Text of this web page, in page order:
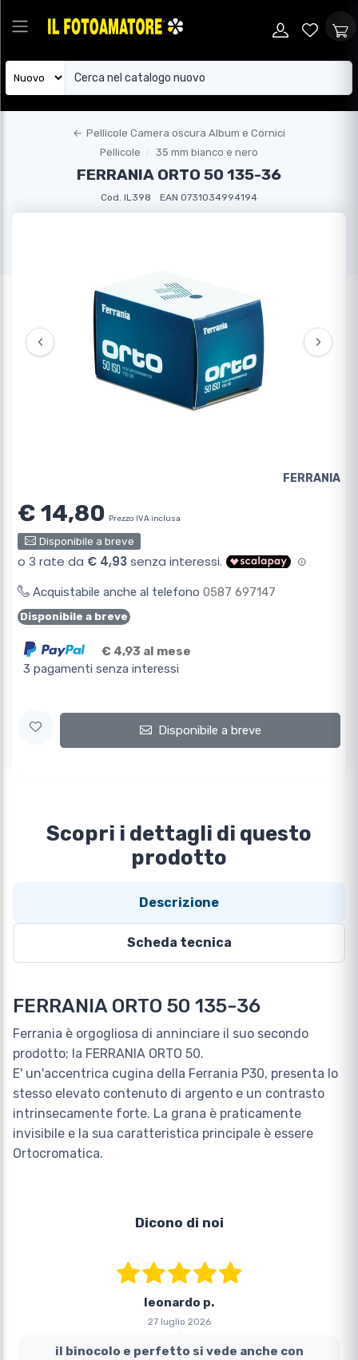
← Pellicole Camera oscura Album e Cornici
Pellicole
35 mm bianco e nero
FERRANIA ORTO 50 135-36
Cod. IL398 EAN 0731034994194
‹ ›
FERRANIA
€ 14,80 Prezzo IVA inclusa
Disponibile a breve
Acquistabile anche al telefono 0587 697147
Disponibile a breve
€ 4,93 al mese
3 pagamenti senza interessi
Disponibile a breve
Scopri i dettagli di questo
prodotto
Descrizione
Scheda tecnica
FERRANIA ORTO 50 135-36
Ferrania è orgogliosa di anninciare il suo secondo
prodotto; la FERRANIA ORTO 50.
E' un'accentrica cugina della Ferrania P30, presenta lo
stesso elevato contenuto di argento e un contrasto
intrinsecamente forte. La grana è praticamente
invisibile e la sua caratteristica principale è essere
Ortocromatica.
Dicono di noi
leonardo p.
27 luglio 2026
il binocolo e perfetto si vede anche con